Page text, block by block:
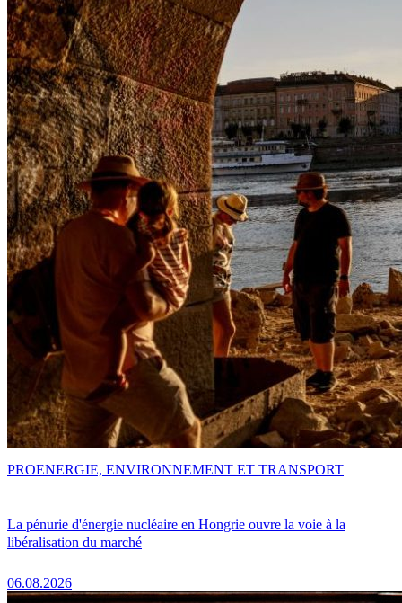
La pénurie d'énergie nucléaire en Hongrie ouvre la voie à la
libéralisation du marché
06.08.2026
PROENERGIE, ENVIRONNEMENT ET TRANSPORT